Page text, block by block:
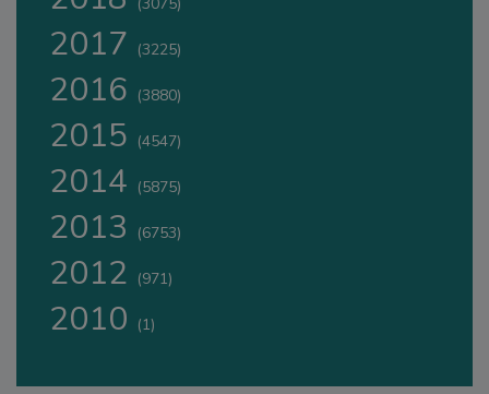
2017 (3225)
2016 (3880)
2015 (4547)
2014 (5875)
2013 (6753)
2012 (971)
2010 (1)